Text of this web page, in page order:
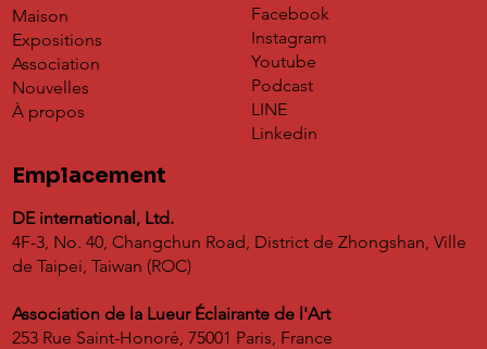
Maison
Expositions
Association
Nouvelles
À propos
Facebook
Instagram
Youtube
Podcast
LINE
Linkedin
Emplacement
DE international, Ltd.
4F-3, No. 40, Changchun Road, District de Zhongshan, Ville
de Taipei, Taiwan (ROC)
Association de la Lueur Éclairante de l'Art
253 Rue Saint-Honoré, 75001 Paris, France